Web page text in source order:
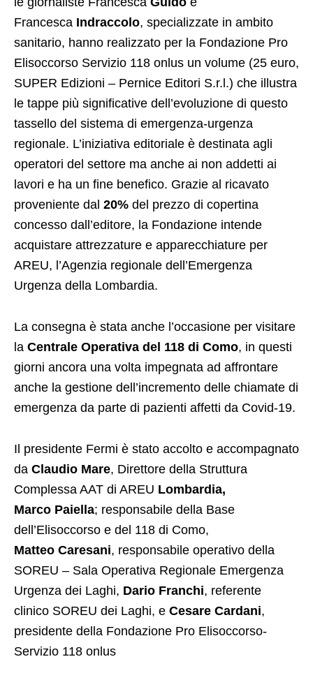
Francesca Indraccolo, specializzate in ambito
sanitario, hanno realizzato per la Fondazione Pro
Elisoccorso Servizio 118 onlus un volume (25 euro,
SUPER Edizioni – Pernice Editori S.r.l.) che illustra
le tappe più significative dell’evoluzione di questo
tassello del sistema di emergenza-urgenza
regionale. L’iniziativa editoriale è destinata agli
operatori del settore ma anche ai non addetti ai
lavori e ha un fine benefico. Grazie al ricavato
proveniente dal 20% del prezzo di copertina
concesso dall’editore, la Fondazione intende
acquistare attrezzature e apparecchiature per
AREU, l’Agenzia regionale dell’Emergenza
Urgenza della Lombardia.
La consegna è stata anche l’occasione per visitare
la Centrale Operativa del 118 di Como, in questi
giorni ancora una volta impegnata ad affrontare
anche la gestione dell’incremento delle chiamate di
emergenza da parte di pazienti affetti da Covid-19.
Il presidente Fermi è stato accolto e accompagnato
da Claudio Mare, Direttore della Struttura
Complessa AAT di AREU Lombardia,
Marco Paiella; responsabile della Base
dell’Elisoccorso e del 118 di Como,
Matteo Caresani, responsabile operativo della
SOREU – Sala Operativa Regionale Emergenza
Urgenza dei Laghi, Dario Franchi, referente
clinico SOREU dei Laghi, e Cesare Cardani,
presidente della Fondazione Pro Elisoccorso-
Servizio 118 onlus